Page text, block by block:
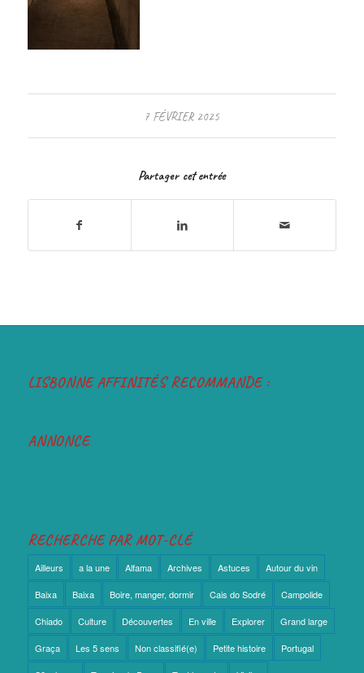
7 FÉVRIER 2025
Partager cet entrée
LISBONNE AFFINITÉS RECOMMANDE :
ANNONCE
RECHERCHE PAR MOT-CLÉ
Ailleurs a la une Alfama Archives Astuces Autour du vin
Baixa Baixa Boire, manger, dormir Cais do Sodré Campolide
Chiado Culture Découvertes En ville Explorer Grand large
Graça Les 5 sens Non classifié(e) Petite histoire Portugal